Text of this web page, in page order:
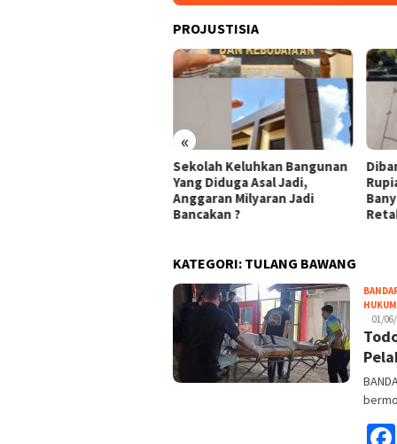
PROJUSTISIA
«
Sekolah Keluhkan Bangunan
Yang Diduga Asal Jadi,
Anggaran Milyaran Jadi
Bancakan ?
KATEGORI: TULANG BAWANG
HUKUM
01/